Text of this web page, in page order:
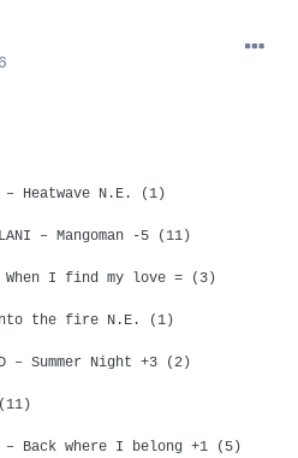
– Heatwave N.E. (1)
– Mangoman -5 (11)
– When I find my love = (3)
the fire N.E. (1)
– Summer Night +3 (2)
– Back where I belong +1 (5)